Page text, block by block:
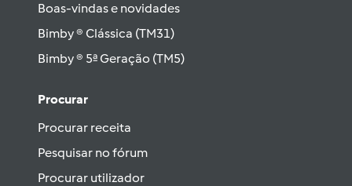
Boas-vindas e novidades
Bimby ® Clássica (TM31)
Bimby ® 5ª Geração (TM5)
Procurar
Procurar receita
Pesquisar no fórum
Procurar utilizador